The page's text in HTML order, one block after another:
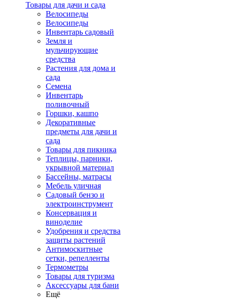
Товары для дачи и сада
Велосипеды
Велосипеды
Инвентарь садовый
Земля и
мульчирующие
средства
Растения для дома и
сада
Семена
Инвентарь
поливочный
Горшки, кашпо
Декоративные
предметы для дачи и
сада
Товары для пикника
Теплицы, парники,
укрывной материал
Бассейны, матрасы
Мебель уличная
Садовый бензо и
электроинструмент
Консервация и
виноделие
Удобрения и средства
защиты растений
Антимоскитные
сетки, репелленты
Термометры
Товары для туризма
Аксессуары для бани
Ещё